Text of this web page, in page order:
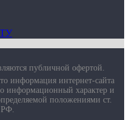
публичной офертой.
информация интернет-сайта
информационный характер и
положениями ст.
РФ.